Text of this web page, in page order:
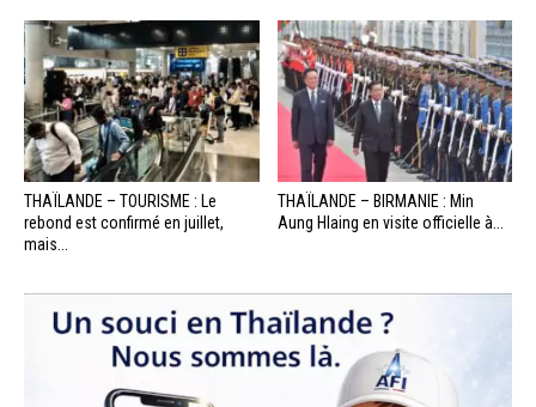
THAÏLANDE – TOURISME : Le
rebond est confirmé en juillet,
mais...
THAÏLANDE – BIRMANIE : Min
Aung Hlaing en visite officielle à...